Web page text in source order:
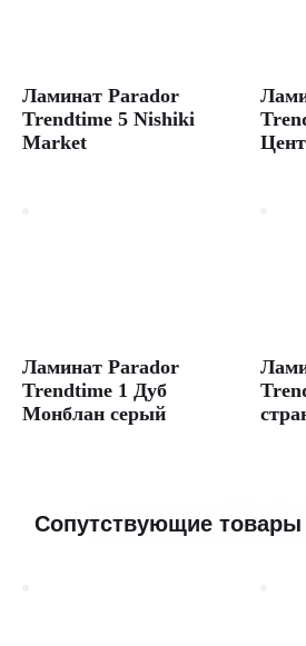
Ламинат Parador
Trendtime 5 Nishiki
Market
Ламинат Parador
Trendtime 1 Дуб
Монблан серый
Сопутствующие товары